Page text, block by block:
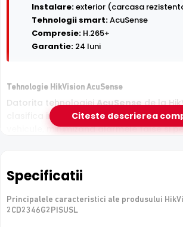
Instalare:exterior (carcasa
Tehnologii smart:AcuSense
Compresie: H.265+
Garantie: 24 luni
Tehnologie HikVision AcuSense
Datorita tehnologieiAcuSensede la
clasifica inteligent tintele detectate in
vehicule, minimizand alarmele false si
Citeste descrierea
Specificatii
Principalele caracteristici ale produsului
2CD2346G2PISUSL